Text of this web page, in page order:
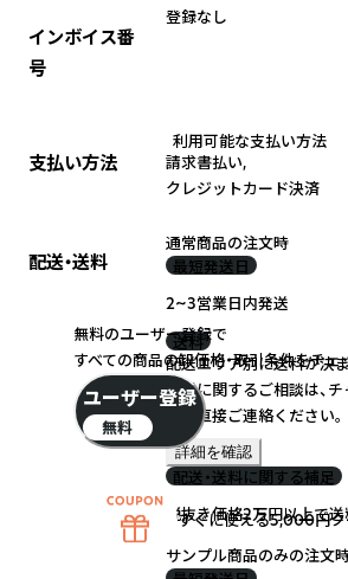
インボイス番
号
登録なし
支払い方法
利用可能な支払い方法
請求書払い,
クレジットカード決済
配送・送料
通常商品の注文時
最短発送日
2~3営業日内発送
送料
配送エリア別に送料が決ま
送料に関するご相談は、
元に直接ご連絡ください。
詳細を確認
配送・送料に関する補足
税抜き価格2万円以上で
サンプル商品のみの注文
無料のユーザー登録で
すべての商品の卸価格・取引条件をチェ
ユーザー登録
無料
すぐに使える5,000円ク